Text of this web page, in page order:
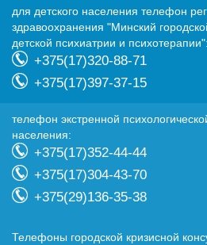
для детского населения телефон
здравоохранения "Минский
детской психиатрии и психотерапии":
+375(17)320-88-71
+375(17)397-37-15
телефон экстренной
населения:
+375(17)352-44-44
+375(17)304-43-70
+375(29)136-35-38
Телефоны городской кризисной